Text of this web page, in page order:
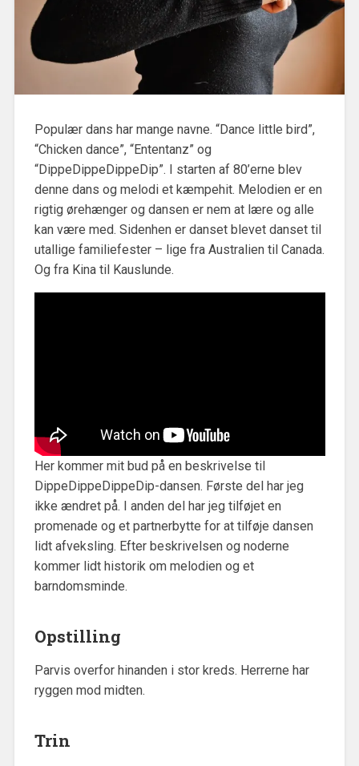
Populær dans har mange navne. “Dance little bird”,
“Chicken dance”, “Ententanz” og
“DippeDippeDippeDip”. I starten af 80’erne blev
denne dans og melodi et kæmpehit. Melodien er en
rigtig ørehænger og dansen er nem at lære og alle
kan være med. Sidenhen er danset blevet danset til
utallige familiefester – lige fra Australien til Canada.
Og fra Kina til Kauslunde.
Her kommer mit bud på en beskrivelse til
DippeDippeDippeDip-dansen. Første del har jeg
ikke ændret på. I anden del har jeg tilføjet en
promenade og et partnerbytte for at tilføje dansen
lidt afveksling. Efter beskrivelsen og noderne
kommer lidt historik om melodien og et
barndomsminde.
Opstilling
Parvis overfor hinanden i stor kreds. Herrerne har
ryggen mod midten.
Trin